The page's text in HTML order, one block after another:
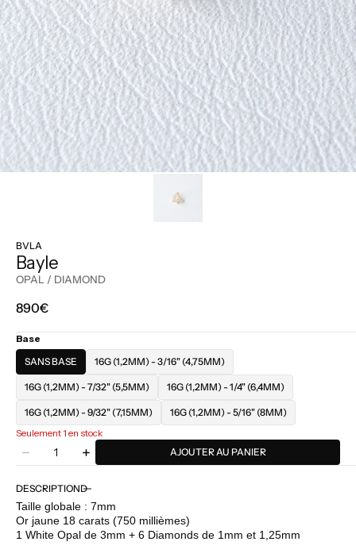
BVLA
Bayle
OPAL / DIAMOND
Prix
890€
Base
SANS BASE
16G (1,2MM) - 3/16" (4,75MM)
16G (1,2MM) - 7/32" (5,5MM) 16G (1,2MM) - 1/4" (6,4MM)
16G (1,2MM) - 9/32" (7,15MM)
16G (1,2MM) - 5/16" (8MM)
Seulement 1 en stock
Diminuer
quantité
pour
BVLA
-
Quantité
Augmenter
quantité
pour
BVLA
-
AJOUTER AU PANIER
DESCRIPTION
Taille globale : 7mm
Or jaune 18 carats (750 millièmes)
1 White Opal de 3mm + 6 Diamonds de 1mm et 1,25mm